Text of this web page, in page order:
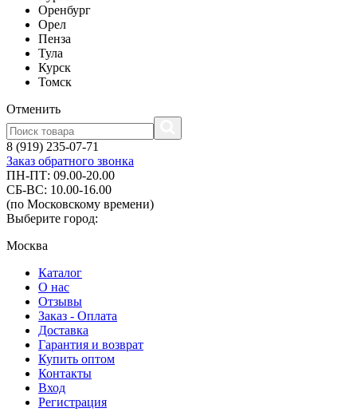
Оренбург
Орел
Пенза
Тула
Курск
Томск
Отменить
8 (919) 235-07-71
Заказ обратного звонка
ПН-ПТ: 09.00-20.00
СБ-ВС: 10.00-16.00
(по Московскому времени)
Выберите город:
Москва
Каталог
О нас
Отзывы
Заказ - Оплата
Доставка
Гарантия и возврат
Купить оптом
Контакты
Вход
Регистрация